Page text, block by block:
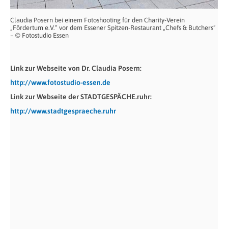
Claudia Posern bei einem Fotoshooting für den Charity-Verein
„Fördertum e.V.“ vor dem Essener Spitzen-Restaurant „Chefs & Butchers“
– © Fotostudio Essen
Link zur Webseite von Dr. Claudia Posern:
http://www.fotostudio-essen.de
Link zur Webseite der STADTGESPÄCHE.ruhr:
http://www.stadtgespraeche.ruhr